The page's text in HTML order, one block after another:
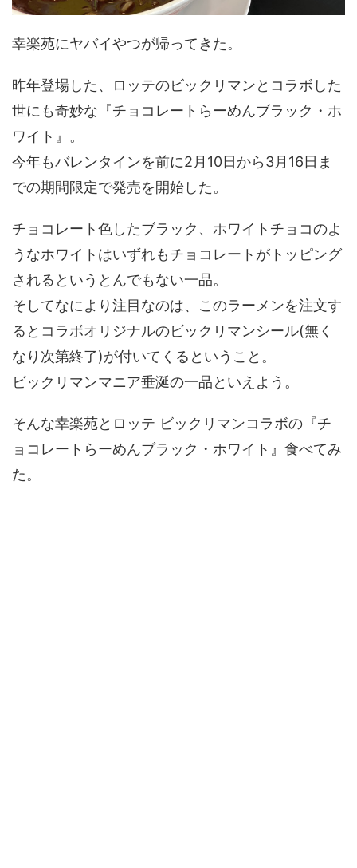
幸楽苑にヤバイやつが帰ってきた。
昨年登場した、ロッテのビックリマンとコラボした
世にも奇妙な『チョコレートらーめんブラック・ホ
ワイト』。
今年もバレンタインを前に2月10日から3月16日ま
での期間限定で発売を開始した。
チョコレート色したブラック、ホワイトチョコのよ
うなホワイトはいずれもチョコレートがトッピング
されるというとんでもない一品。
そしてなにより注目なのは、このラーメンを注文す
るとコラボオリジナルのビックリマンシール(無く
なり次第終了)が付いてくるということ。
ビックリマンマニア垂涎の一品といえよう。
そんな幸楽苑とロッテ ビックリマンコラボの『チ
ョコレートらーめんブラック・ホワイト』食べてみ
た。